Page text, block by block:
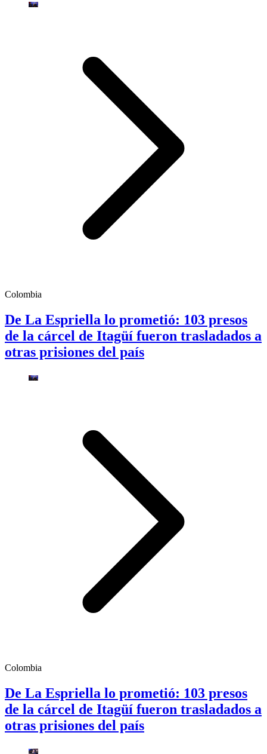
Colombia
De La Espriella lo prometió: 103 presos
de la cárcel de Itagüí fueron trasladados a
otras prisiones del país
Colombia
De La Espriella lo prometió: 103 presos
de la cárcel de Itagüí fueron trasladados a
otras prisiones del país